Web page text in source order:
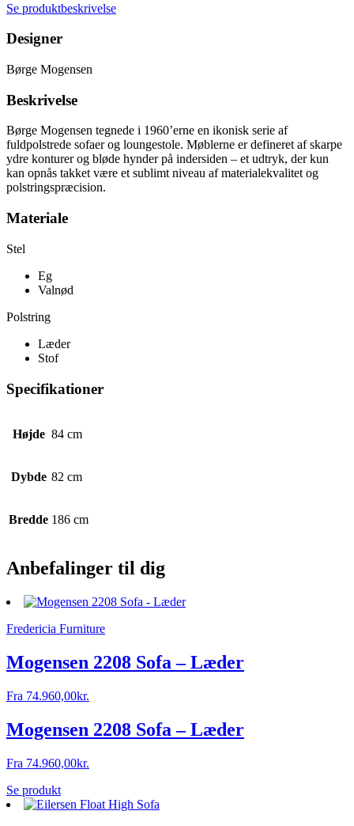
Se produktbeskrivelse
Designer
Børge Mogensen
Beskrivelse
Børge Mogensen tegnede i 1960’erne en ikonisk serie af
fuldpolstrede sofaer og loungestole. Møblerne er defineret af skarpe
ydre konturer og bløde hynder på indersiden – et udtryk, der kun
kan opnås takket være et sublimt niveau af materialekvalitet og
polstringspræcision.
Materiale
Stel
Eg
Valnød
Polstring
Læder
Stof
Specifikationer
Højde 84 cm
Dybde 82 cm
Bredde 186 cm
Anbefalinger til dig
Fredericia Furniture
Mogensen 2208 Sofa – Læder
Fra 74.960,00kr.
Mogensen 2208 Sofa – Læder
Fra 74.960,00kr.
Se produkt